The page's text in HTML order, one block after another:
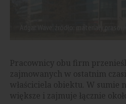
Pracownicy obu firm
zajmowanych w ostatnim
właściciela obiektu. W sumie
większe i zajmuje łącznie